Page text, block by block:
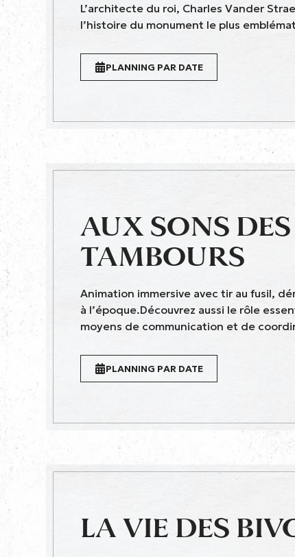
L’architecte du roi, Charles Vander
l’histoire du monument le plus
PLANNING PAR DATE
AUX SONS DES
TAMBOURS
Animation immersive avec tir au fusil,
à l’époque.Découvrez aussi le rôle
moyens de communication et de
PLANNING PAR DATE
LA VIE DES